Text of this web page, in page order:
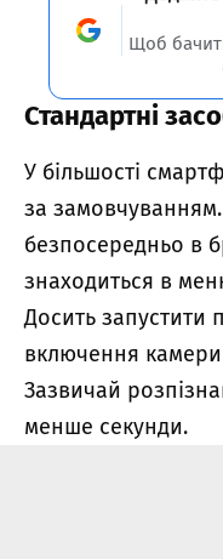
Щоб
Стандартні
У більшості
за замовчуванням.
безпосередньо в
знаходиться в
Досить запустити
включення камери
Зазвичай
менше секунди.